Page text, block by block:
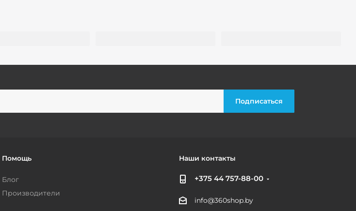
Помощь
Блог
Производители
Наши контакты
+375 44 757-88-00
info@360shop.by